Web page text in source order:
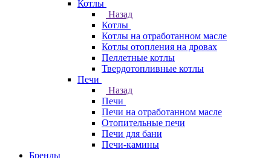
Котлы
Назад
Котлы
Котлы на отработанном масле
Котлы отопления на дровах
Пеллетные котлы
Твердотопливные котлы
Печи
Назад
Печи
Печи на отработанном масле
Отопительные печи
Печи для бани
Печи-камины
Бренды